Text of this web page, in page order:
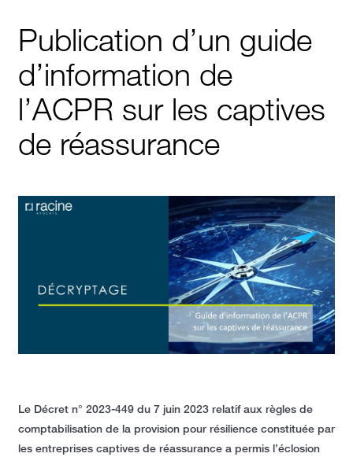
Publication d’un guide
d’information de
l’ACPR sur les captives
de réassurance
Le Décret n° 2023-449 du 7 juin 2023 relatif aux règles de
comptabilisation de la provision pour résilience constituée par
les entreprises captives de réassurance a permis l’éclosion